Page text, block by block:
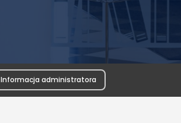
Informacja administratora